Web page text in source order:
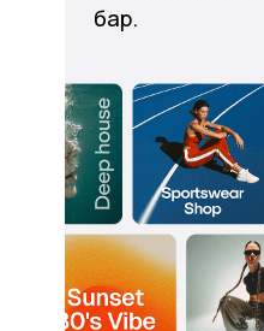
бар.